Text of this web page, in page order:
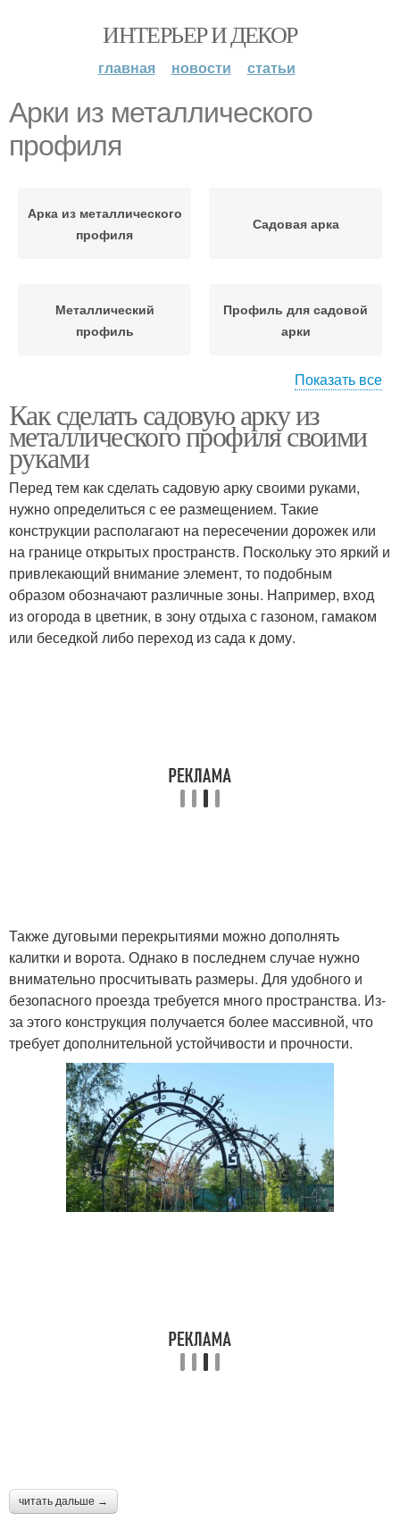
ИНТЕРЬЕР И ДЕКОР
главная новости статьи
Арки из металлического
профиля
Арка из металлического
профиля
Садовая арка
Металлический
профиль
Профиль для садовой
арки
Профиль от коррозии Арки от пыли
Арка в желаемый цвет
Профиль для
строительства
Показать все
Как сделать садовую арку из
металлического профиля своими
руками
Перед тем как сделать садовую арку своими руками,
нужно определиться с ее размещением. Такие
конструкции располагают на пересечении дорожек или
на границе открытых пространств. Поскольку это яркий и
привлекающий внимание элемент, то подобным
образом обозначают различные зоны. Например, вход
из огорода в цветник, в зону отдыха с газоном, гамаком
или беседкой либо переход из сада к дому.
Также дуговыми перекрытиями можно дополнять
калитки и ворота. Однако в последнем случае нужно
внимательно просчитывать размеры. Для удобного и
безопасного проезда требуется много пространства. Из-
за этого конструкция получается более массивной, что
требует дополнительной устойчивости и прочности.
читать дальше →